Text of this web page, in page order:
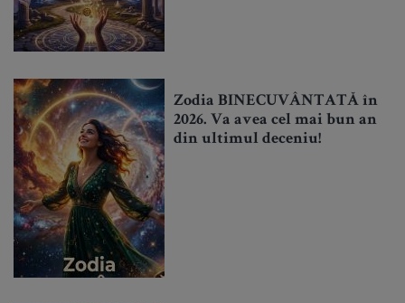
Zodia BINECUVÂNTATĂ în
2026. Va avea cel mai bun an
din ultimul deceniu!